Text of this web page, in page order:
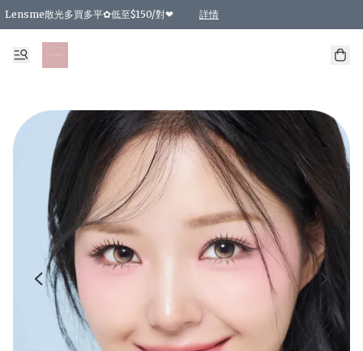
Lensme散光多買多平✿低至$150/對❤ 詳情
台灣Karacon⁩✧日拋 特價清貨❁⃘
日本韓國多款日/月拋現貨☼ 特價❤︎數量有限 售完即止
🇰🇷韓國多款月拋現貨 特價兩對$99✿數量有限 售完即止♫
精選商品，任選買2件或以上9 折；買4件或以上85 折；買6件或以上8 折
精選商品，任選買2件HKD 140.00；買4件HKD 260.00
精選商品，任選買2件HKD 190.00；買4件HKD 360.00
精選商品，任選買2件HKD 110.00；買4件HKD 180.00
精選商品，任選買2件HKD 170.00；買4件HKD 320.00
精選商品，任選買2件或以上減HKD 148.00
精選商品，任選買2件或以上減HKD 148.00
精選商品，任選買2件或以上95 折；買4件或以上9 折；買6件或以上85 折；買8件
精選商品，任選買12件或以上87 折
精選商品，任選買2件或以上減HKD 16.00；買4件或以上減HKD 32.00；買6
精選商品，任選買2件或以上95 折；買4件或以上9 折；買8件或以上85 折；買12
購物滿 HKD 800.00即享免運費優惠！（適用於 特定的送貨方式 )